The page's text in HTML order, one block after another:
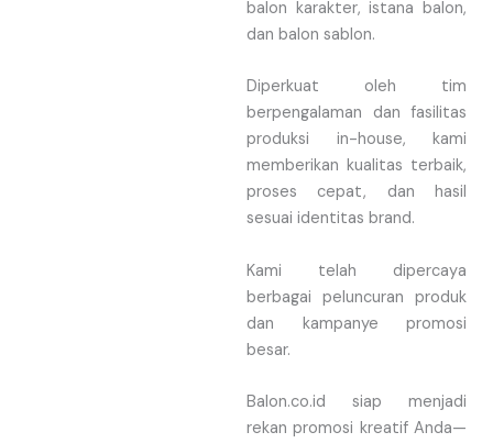
balon karakter, istana balon,
dan balon sablon.
Diperkuat oleh tim
berpengalaman dan fasilitas
produksi in-house, kami
memberikan kualitas terbaik,
proses cepat, dan hasil
sesuai identitas brand.
Kami telah dipercaya
berbagai peluncuran produk
dan kampanye promosi
besar.
Balon.co.id siap menjadi
rekan promosi kreatif Anda—